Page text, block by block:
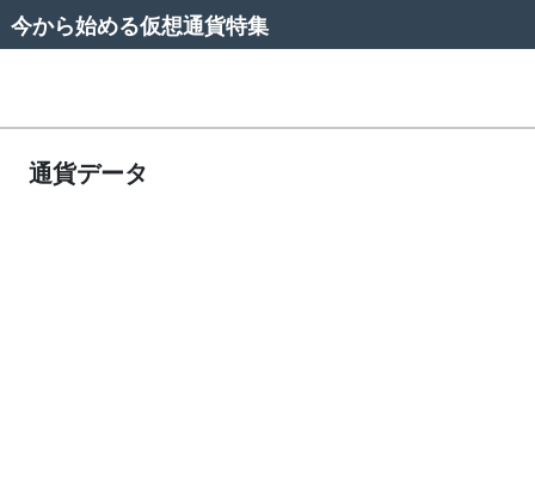
今から始める仮想通貨特集
通貨データ